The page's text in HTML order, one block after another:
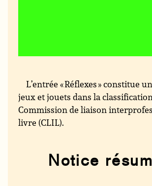
L’entrée « Réflexes » constitue
jeux et jouets dans la
Commission de liaison
livre (CLIL).
Notice